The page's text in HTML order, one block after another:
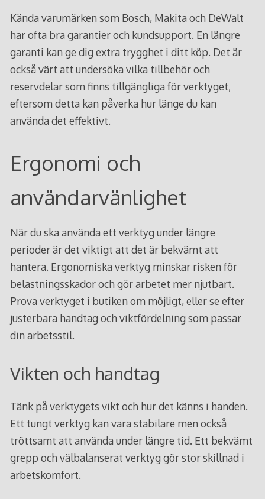
Kända varumärken som Bosch, Makita och DeWalt
har ofta bra garantier och kundsupport. En längre
garanti kan ge dig extra trygghet i ditt köp. Det är
också värt att undersöka vilka tillbehör och
reservdelar som finns tillgängliga för verktyget,
eftersom detta kan påverka hur länge du kan
använda det effektivt.
Ergonomi och
användarvänlighet
När du ska använda ett verktyg under längre
perioder är det viktigt att det är bekvämt att
hantera. Ergonomiska verktyg minskar risken för
belastningsskador och gör arbetet mer njutbart.
Prova verktyget i butiken om möjligt, eller se efter
justerbara handtag och viktfördelning som passar
din arbetsstil.
Vikten och handtag
Tänk på verktygets vikt och hur det känns i handen.
Ett tungt verktyg kan vara stabilare men också
tröttsamt att använda under längre tid. Ett bekvämt
grepp och välbalanserat verktyg gör stor skillnad i
arbetskomfort.